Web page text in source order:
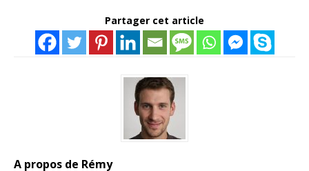
Partager cet article
A propos de Rémy